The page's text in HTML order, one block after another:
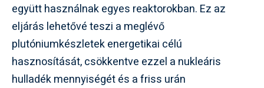
együtt használnak egyes reaktorokban. Ez az
eljárás lehetővé teszi a meglévő
plutóniumkészletek energetikai célú
hasznosítását, csökkentve ezzel a nukleáris
hulladék mennyiségét és a friss urán